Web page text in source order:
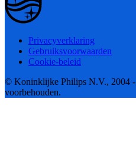
Privacyverklaring
Gebruiksvoorwaarden
Cookie-beleid
© Koninklijke Philips N.V., 2004 -
voorbehouden.